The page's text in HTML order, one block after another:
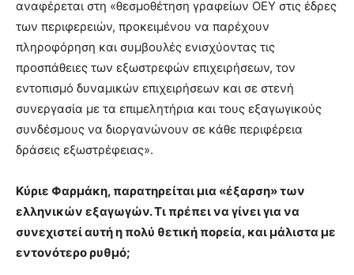
αναφέρεται στη «θεσμοθέτηση γραφείων ΟΕΥ στις έδρες
των περιφερειών, προκειμένου να παρέχουν
πληροφόρηση και συμβουλές ενισχύοντας τις
προσπάθειες των εξωστρεφών επιχειρήσεων, τον
εντοπισμό δυναμικών επιχειρήσεων και σε στενή
συνεργασία με τα επιμελητήρια και τους εξαγωγικούς
συνδέσμους να διοργανώνουν σε κάθε περιφέρεια
δράσεις εξωστρέφειας».
Κύριε Φαρμάκη, παρατηρείται μια «έξαρση» των
ελληνικών εξαγωγών. Τι πρέπει να γίνει για να
συνεχιστεί αυτή η πολύ θετική πορεία, και μάλιστα με
εντονότερο ρυθμό;